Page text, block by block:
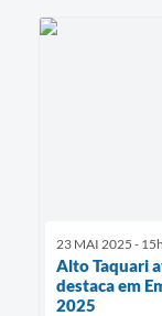
23 MAI 2025 -
Alto Taquari
destaca em
2025